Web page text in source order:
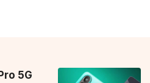
5G